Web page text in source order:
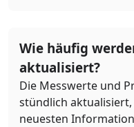
Wie häufig
aktualisiert?
Die Messwerte und
stündlich aktualisiert,
neuesten